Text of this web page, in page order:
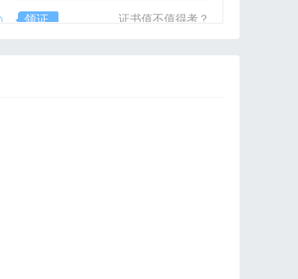
领证 证书值不值得考？